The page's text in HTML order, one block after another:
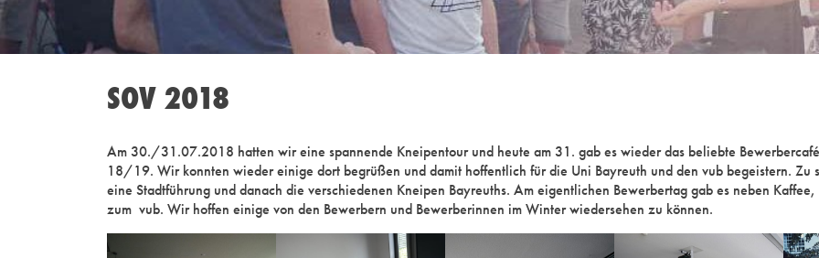
SOV 2018
Am 30./31.07.2018 hatten wir eine spannende Kneipentour und heute am 31. gab es wieder das beliebte
18/19. Wir konnten wieder einige dort begrüßen und damit hoffentlich für die Uni Bayreuth und den vub begeistern. Zu
eine Stadtführung und danach die verschiedenen Kneipen Bayreuths. Am eigentlichen Bewerbertag gab es neben
zum vub. Wir hoffen einige von den Bewerbern und Bewerberinnen im Winter wiedersehen zu können.